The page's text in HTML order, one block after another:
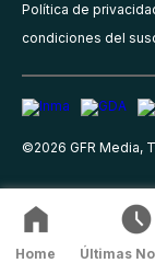
Política de
condiciones del
©2026 GFR Media,
Home Últimas